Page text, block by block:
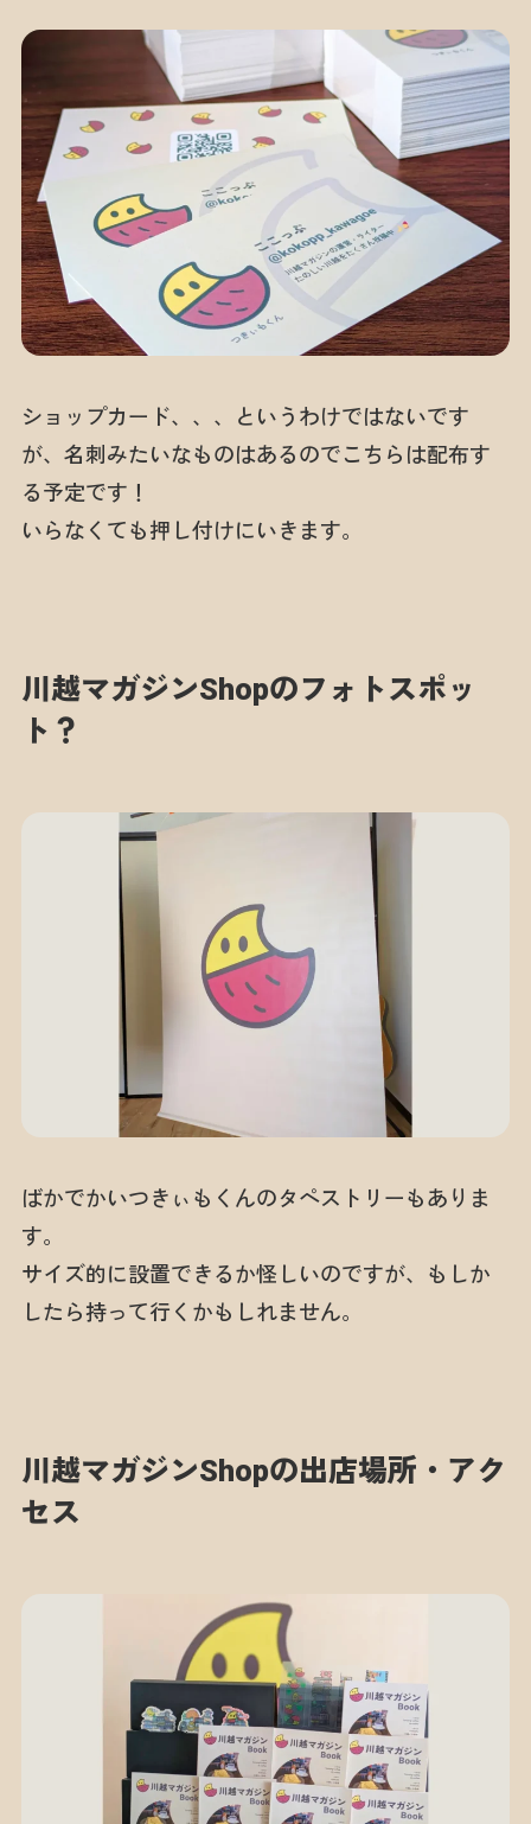
ショップカード、、、というわけではないです
が、名刺みたいなものはあるのでこちらは配布す
る予定です！
いらなくても押し付けにいきます。
川越マガジンShopのフォトスポッ
ト？
ばかでかいつきぃもくんのタペストリーもありま
す。
サイズ的に設置できるか怪しいのですが、もしか
したら持って行くかもしれません。
川越マガジンShopの出店場所・アク
セス